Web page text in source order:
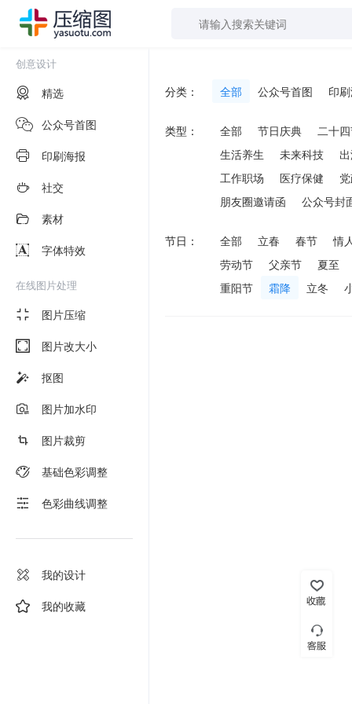
创意设计
精选
公众号首图
印刷海报
社交
素材
字体特效
在线图片处理
图片压缩
图片改大小
抠图
图片加水印
图片裁剪
基础色彩调整
色彩曲线调整
我的设计
我的收藏
分类： 全部 公众号首图 印
类型： 全部 节日庆典
二十
生活养生
未来科技
工作职场
医疗保健
朋友圈邀请函
公众号封
节日： 全部 立春 春节
情
劳动节
父亲节
夏至
重阳节
霜降 立冬